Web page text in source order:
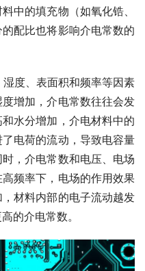
中的填充物（如氧化锆、
配比也将影响介电常数的
度、表面积和频率等因素
增加，介电常数往往会发
水分增加，介电材料中的
电荷的流动，导致电容量
，介电常数和电压、电场
频率下，电场的作用效果
材料内部的电子流动越发
的介电常数。